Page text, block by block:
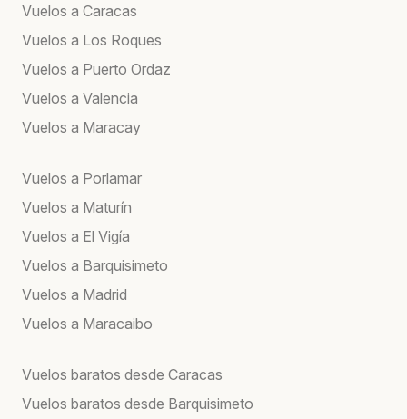
Vuelos a Caracas
Vuelos a Los Roques
Vuelos a Puerto Ordaz
Vuelos a Valencia
Vuelos a Maracay
Vuelos a Porlamar
Vuelos a Maturín
Vuelos a El Vigía
Vuelos a Barquisimeto
Vuelos a Madrid
Vuelos a Maracaibo
Vuelos baratos desde Caracas
Vuelos baratos desde Barquisimeto